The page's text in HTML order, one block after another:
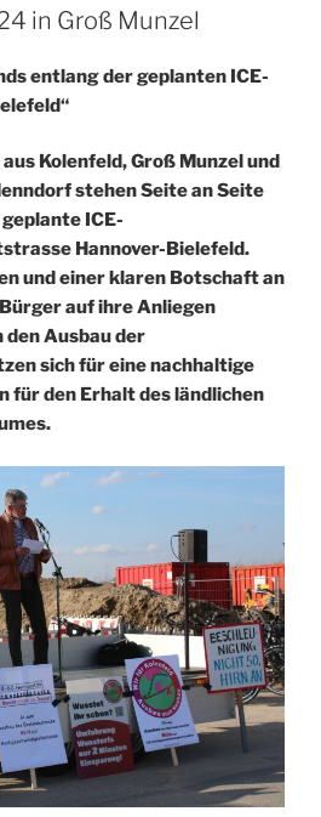
in Groß Munzel
entlang der geplanten ICE-
Kolenfeld, Groß Munzel und
stehen Seite an Seite
ICE-
Hannover-Bielefeld.
und einer klaren Botschaft an
auf ihre Anliegen
Ausbau der
sich für eine nachhaltige
für den Erhalt des ländlichen